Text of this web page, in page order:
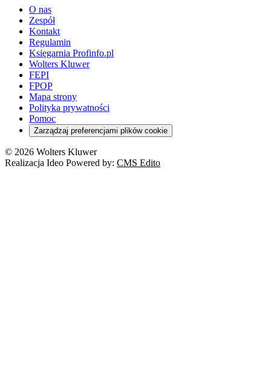
O nas
Zespół
Kontakt
Regulamin
Księgarnia Profinfo.pl
Wolters Kluwer
FEPI
FPOP
Mapa strony
Polityka prywatności
Pomoc
Zarządzaj preferencjami plików cookie
© 2026 Wolters Kluwer
Realizacja Ideo Powered by: CMS Edito